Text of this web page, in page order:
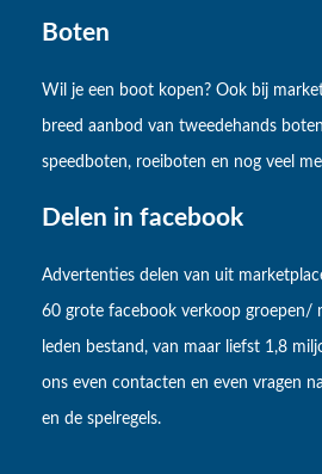
Boten
Wil je een boot kopen? Ook bij
breed aanbod van tweedehands
speedboten, roeiboten en nog veel
Delen in facebook
Advertenties delen van uit
60 grote facebook verkoop groepen/
leden bestand, van maar liefst 1,8
ons even contacten en even vragen
en de spelregels.